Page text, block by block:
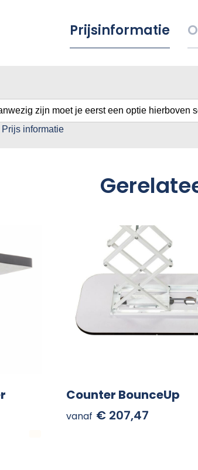
Prijsinformatie
zijn moet je eerst een optie hierboven
informatie
Counter BounceUp
vanaf € 207,47